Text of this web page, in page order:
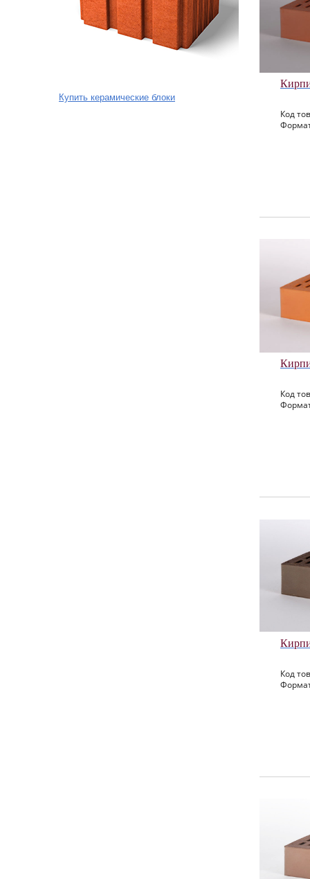
Купить керамические блоки
Код
Код
Код